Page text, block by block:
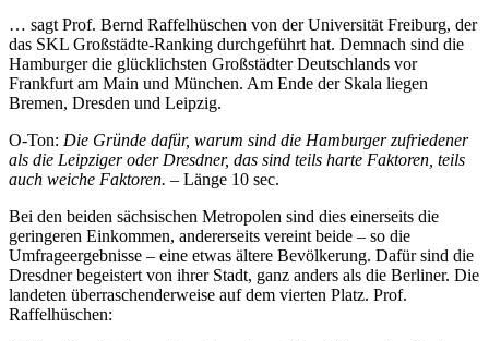
… sagt Prof. Bernd Raffelhüschen von der Universität Freiburg, der
das SKL Großstädte-Ranking durchgeführt hat. Demnach sind die
Hamburger die glücklichsten Großstädter Deutschlands vor
Frankfurt am Main und München. Am Ende der Skala liegen
Bremen, Dresden und Leipzig.
O-Ton: Die Gründe dafür, warum sind die Hamburger zufriedener
als die Leipziger oder Dresdner, das sind teils harte Faktoren, teils
auch weiche Faktoren. – Länge 10 sec.
Bei den beiden sächsischen Metropolen sind dies einerseits die
geringeren Einkommen, andererseits vereint beide – so die
Umfrageergebnisse – eine etwas ältere Bevölkerung. Dafür sind die
Dresdner begeistert von ihrer Stadt, ganz anders als die Berliner. Die
landeten überraschenderweise auf dem vierten Platz. Prof.
Raffelhüschen: